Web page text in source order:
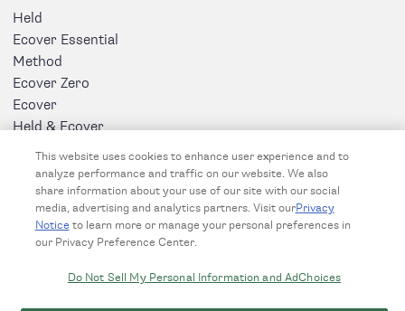
Held
Ecover Essential
Method
Ecover Zero
Ecover
Held & Ecover
This website uses cookies to enhance user experience and to
analyze performance and traffic on our website. We also
share information about your use of our site with our social
media, advertising and analytics partners. Visit ourPrivacy
Notice to learn more or manage your personal preferences in
our Privacy Preference Center.
Do Not Sell My Personal Information and AdChoices